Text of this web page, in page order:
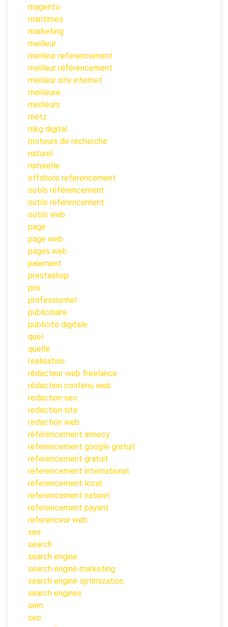
magento
maritimes
marketing
meilleur
meilleur referencement
meilleur référencement
meilleur site internet
meilleure
meilleurs
metz
mkg digital
moteurs de recherche
naturel
naturelle
offshore referencement
outils référencement
outils referencement
outils web
page
page web
pages web
paiement
prestashop
prix
professionnel
publicitaire
publicité digitale
quel
quelle
realisation
rédacteur web freelance
rédaction contenu web
redaction seo
redaction site
redaction web
référencement annecy
referencement google gratuit
referencement gratuit
referencement international
referencement local
referencement naturel
referencement payant
referenceur web
sea
search
search engine
search engine marketing
search engine optimization
search engines
sem
seo